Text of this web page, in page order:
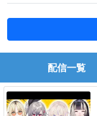
配信一覧